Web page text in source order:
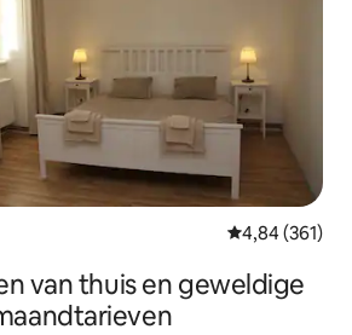
Gemiddelde
4,84 (361)
van thuis en geweldige